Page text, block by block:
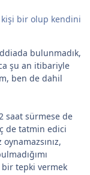
kişi bir olup kendini
bulunmadık,
şu an itibariyle
ben de dahil
saat sürmese de
de tatmin edici
tepki vermek